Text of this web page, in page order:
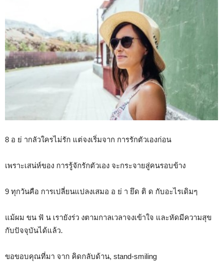
8 อ ย่ ากลัวใครไม่รัก แต่จงเริ่มจาก การรักตัวเองก่อน
เพราะเสน่ห์ของ การรู้จักรักตัวเอง จะกระจายสู่คนรอบข้าง
9 ทุกวันคือ การเปลี่ยนแปลงเสมอ อ ย่ า ยึด ติ ด กับอะไรเดิมๆ
แม้ผม ขน ฟั น เรายังร่ว งตามกาลเวลาจงเข้าใจ และหัดมีความสุข
กับปัจจุบันได้แล้ว.
ขอขอบคุณที่มา จาก คิดกลับด้าน, stand-smiling